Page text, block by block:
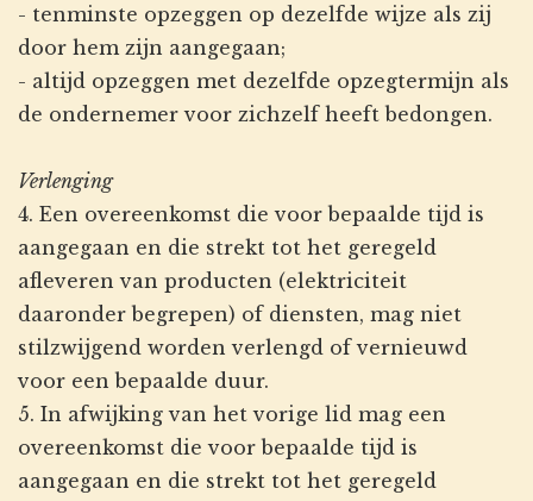
- tenminste opzeggen op dezelfde wijze als zij
door hem zijn aangegaan;
- altijd opzeggen met dezelfde opzegtermijn als
de ondernemer voor zichzelf heeft bedongen.
Verlenging
4. Een overeenkomst die voor bepaalde tijd is
aangegaan en die strekt tot het geregeld
afleveren van producten (elektriciteit
daaronder begrepen) of diensten, mag niet
stilzwijgend worden verlengd of vernieuwd
voor een bepaalde duur.
5. In afwijking van het vorige lid mag een
overeenkomst die voor bepaalde tijd is
aangegaan en die strekt tot het geregeld